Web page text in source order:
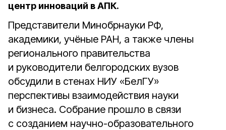
центр инноваций в АПК.
Представители Минобрнауки РФ,
академики, учёные РАН, а также члены
регионального правительства
и руководители белгородских вузов
обсудили в стенах НИУ «БелГУ»
перспективы взаимодействия науки
и бизнеса. Собрание прошло в связи
с созданием научно-образовательного